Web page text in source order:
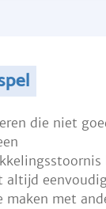
die niet
altijd
maken met